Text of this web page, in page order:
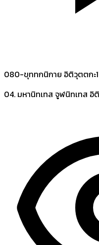
080-ขุททกนิกาย อิติวุตตกะ
04. มหานิทเทส จูฬนิทเทส อิ